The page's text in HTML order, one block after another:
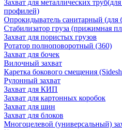
Захват для металлических
профилей)
Опрокидыватель санитарный (для
Стабилизатор груза (прижимная
Захват для пористых грузов
Ротатор полноповоротный (360)
Захват для бочек
Вилочный захват
Каретка бокового смещения
Рулонный захват
Захват для КИП
Захват для картонных коробок
Захват для шин
Захват для блоков
Многоцелевой (универсальный)